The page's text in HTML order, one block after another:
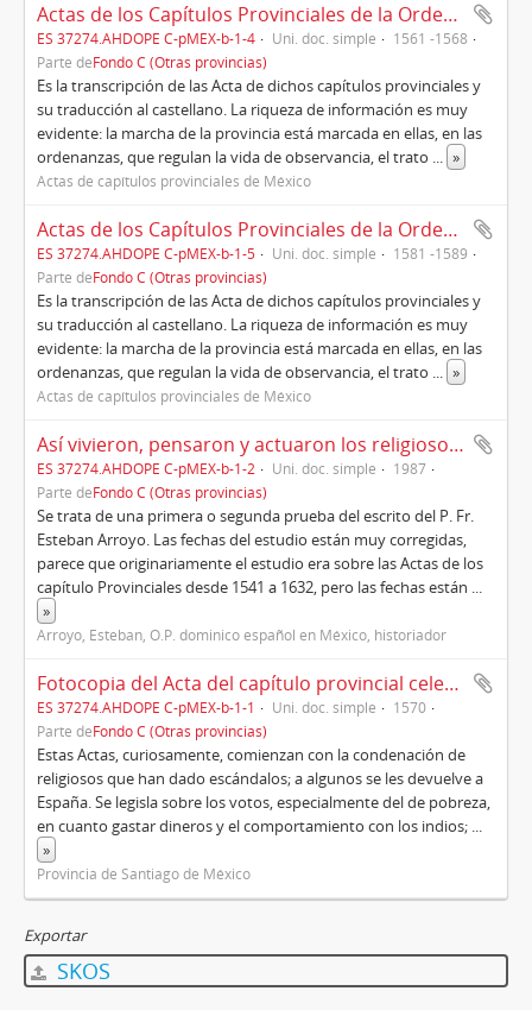
Actas de los Capítulos Provinciales de la Orden de Predicadores de la Nueva España, siglo XVI (3)
ES 37274.AHDOPE C-pMEX-b-1-4 Uni. doc. simple
1561 -1568
Parte deFondo C (Otras provincias)
Es la transcripción de las Acta de dichos capítulos provinciales y
su traducción al castellano. La riqueza de información es muy
evidente: la marcha de la provincia está marcada en ellas, en las
ordenanzas, que regulan la vida de observancia, el trato ... »
Actas de capítulos provinciales de México
Actas de los Capítulos Provinciales de la Orden de Predicadores de la Nueva España, siglo XVI (5)
ES 37274.AHDOPE C-pMEX-b-1-5 Uni. doc. simple
1581 -1589
Parte deFondo C (Otras provincias)
Es la transcripción de las Acta de dichos capítulos provinciales y
su traducción al castellano. La riqueza de información es muy
evidente: la marcha de la provincia está marcada en ellas, en las
ordenanzas, que regulan la vida de observancia, el trato ... »
Actas de capítulos provinciales de México
Así vivieron, pensaron y actuaron los religiosos dominicos del siglo XVI. Contenido de las Actas de los capítulos provinciales de la Provincia de Santiago de México, desde 1540-1637
ES 37274.AHDOPE C-pMEX-b-1-2 Uni. doc. simple
1987
Parte deFondo C (Otras provincias)
Se trata de una primera o segunda prueba del escrito del P. Fr.
Esteban Arroyo. Las fechas del estudio están muy corregidas,
parece que originariamente el estudio era sobre las Actas de los
capítulo Provinciales desde 1541 a 1632, pero las fechas están ...
»
Arroyo, Esteban, O.P. dominico español en México, historiador
Fotocopia del Acta del capítulo provincial celebrado en Yanhuitlán el año 1570 y su transcripción
ES 37274.AHDOPE C-pMEX-b-1-1 Uni. doc. simple
1570
Parte deFondo C (Otras provincias)
Estas Actas, curiosamente, comienzan con la condenación de
religiosos que han dado escándalos; a algunos se les devuelve a
España. Se legisla sobre los votos, especialmente del de pobreza,
en cuanto gastar dineros y el comportamiento con los indios; ...
»
Provincia de Santiago de México
Exportar
SKOS